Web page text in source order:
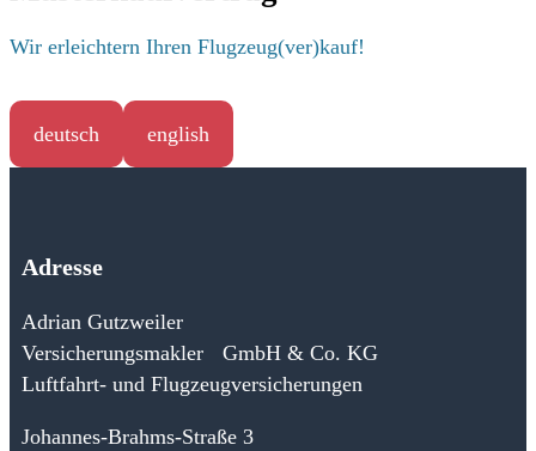
Wir erleichtern Ihren Flugzeug(ver)kauf!
deutsch english
Adresse
Adrian Gutzweiler
Versicherungsmakler GmbH & Co. KG
Luftfahrt- und Flugzeugversicherungen
Johannes-Brahms-Straße 3